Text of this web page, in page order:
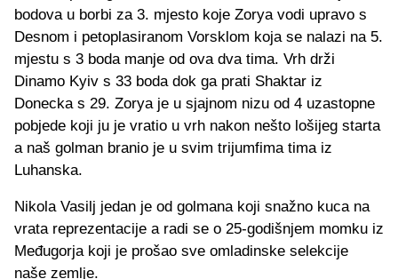
bodova u borbi za 3. mjesto koje Zorya vodi upravo s
Desnom i petoplasiranom Vorsklom koja se nalazi na 5.
mjestu s 3 boda manje od ova dva tima. Vrh drži
Dinamo Kyiv s 33 boda dok ga prati Shaktar iz
Donecka s 29. Zorya je u sjajnom nizu od 4 uzastopne
pobjede koji ju je vratio u vrh nakon nešto lošijeg starta
a naš golman branio je u svim trijumfima tima iz
Luhanska.
Nikola Vasilj jedan je od golmana koji snažno kuca na
vrata reprezentacije a radi se o 25-godišnjem momku iz
Međugorja koji je prošao sve omladinske selekcije
naše zemlje.